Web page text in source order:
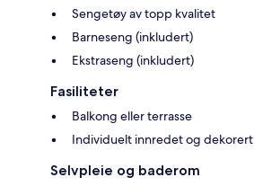
Sengetøy av topp kvalitet
Barneseng (inkludert)
Ekstraseng (inkludert)
Fasiliteter
Balkong eller terrasse
Individuelt innredet og dekorert
Selvpleie og baderom